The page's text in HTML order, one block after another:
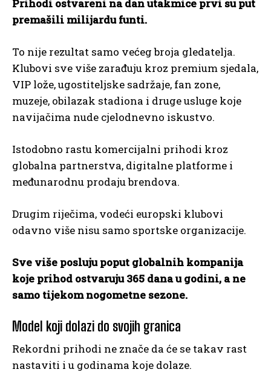
Prihodi ostvareni na dan utakmice prvi su put
premašili milijardu funti.
To nije rezultat samo većeg broja gledatelja.
Klubovi sve više zarađuju kroz premium sjedala,
VIP lože, ugostiteljske sadržaje, fan zone,
muzeje, obilazak stadiona i druge usluge koje
navijačima nude cjelodnevno iskustvo.
Istodobno rastu komercijalni prihodi kroz
globalna partnerstva, digitalne platforme i
međunarodnu prodaju brendova.
Drugim riječima, vodeći europski klubovi
odavno više nisu samo sportske organizacije.
Sve više posluju poput globalnih kompanija
koje prihod ostvaruju 365 dana u godini, a ne
samo tijekom nogometne sezone.
Model koji dolazi do svojih granica
Rekordni prihodi ne znače da će se takav rast
nastaviti i u godinama koje dolaze.